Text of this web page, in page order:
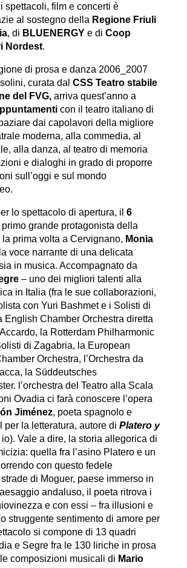
spettacoli, film e concerti è
al sostegno della Regione Friuli
, di BLUENERGYe di Coop
Nordest.
di prosa e danza 2006_2007
curata dal CSS Teatro stabile
del FVG, arriva quest’anno a
con il teatro italiano di
dai capolavori della migliore
moderna, alla commedia, al
alla danza, al teatro di memoria
e dialoghi in grado di proporre
sull’oggi e sul mondo
lo spettacolo di apertura, il 6
primo grande protagonista della
prima volta a Cervignano, Monia
voce narrante di una delicata
in musica. Accompagnato da
– uno dei migliori talenti alla
in Italia (fra le sue collaborazioni,
con Yuri Bashmet e i Solisti di
English Chamber Orchestra diretta
la Rotterdam Philharmonic
di Zagabria, la European
Orchestra, l’Orchestra da
la Süddeutsches
l’orchestra del Teatro alla Scala
Ovadia ci farà conoscere l’opera
Jiménez, poeta spagnolo e
per la letteratura, autore di Platero y
Vale a dire, la storia allegorica di
quella fra l’asino Platero e un
con questo fedele
di Moguer, paese immerso in
andaluso, il poeta ritrova i
e con essi – fra illusioni e
struggente sentimento di amore per
si compone di 13 quadri
e Segre fra le 130 liriche in prosa
composizioni musicali di Mario